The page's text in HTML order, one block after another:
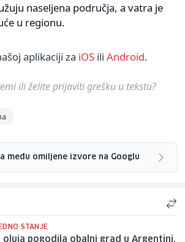
naseljena područja, a vatra je
u regionu.
aplikaciji za iOS ili Android.
ili želite prijaviti grešku u tekstu?
među omiljene izvore na Googlu
STANJE
oluja pogodila obalni grad u Argentini,